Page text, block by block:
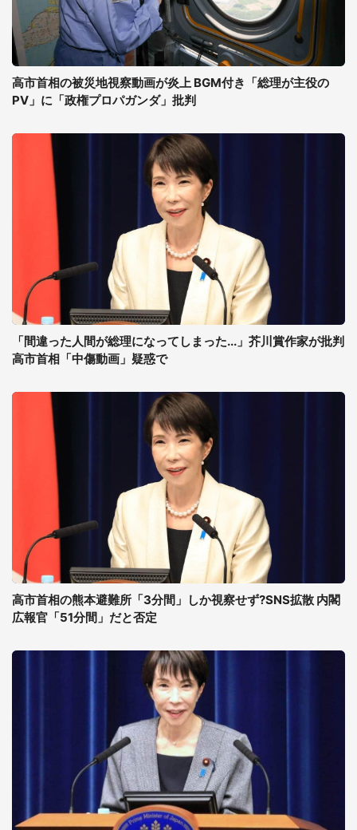
高市首相の被災地視察動画が炎上 BGM付き「総理が主役の
PV」に「政権プロパガンダ」批判
「間違った人間が総理になってしまった...」芥川賞作家が批判
高市首相「中傷動画」疑惑で
高市首相の熊本避難所「3分間」しか視察せず?SNS拡散 内閣
広報官「51分間」だと否定